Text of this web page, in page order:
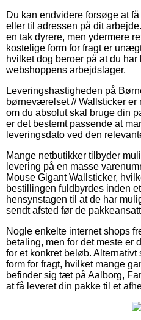
Du kan endvidere forsøge at
eller til adressen på dit
en tak dyrere, men ydermere
kostelige form for fragt er
hvilket dog beroer på at du
webshoppens arbejdslager.
Leveringshastigheden på
børneværelset // Wallsticker
om du absolut skal bruge din
er det bestemt passende at
leveringsdato ved den
Mange netbutikker tilbyder
levering på en masse
Mouse Gigant Wallsticker,
bestillingen fuldbyrdes inden
hensynstagen til at de har
sendt afsted før de
Nogle enkelte internet shops
betaling, men for det meste er
for et konkret beløb.
form for fragt, hvilket mange
befinder sig tæt på Aalborg,
at få leveret din pakke til et